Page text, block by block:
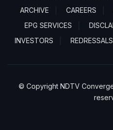
ARCHIVE
CAREERS
EPG SERVICES
INVESTORS
REDRESSALS
© Copyright NDTV